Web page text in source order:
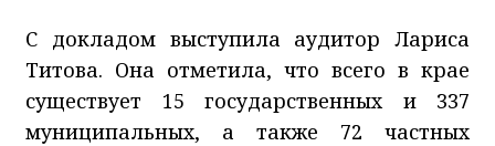
С докладом выступила аудитор Лариса
Титова. Она отметила, что всего в крае
существует 15 государственных и 337
муниципальных, а также 72 частных